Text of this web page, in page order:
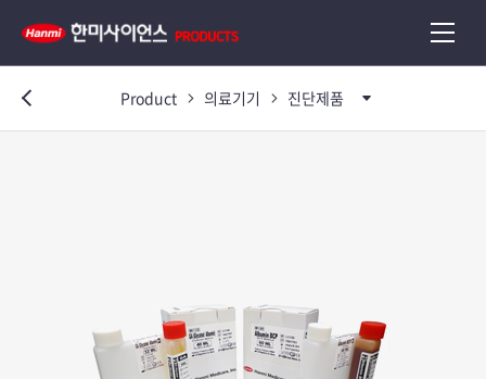
Product 의료기기 진단제품
이전